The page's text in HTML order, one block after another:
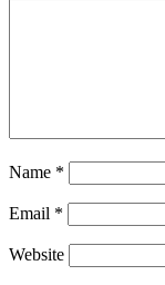
Name *
Email *
Website